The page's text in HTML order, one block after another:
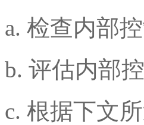
a. 检查内部
b. 评估内部
c. 根据下文